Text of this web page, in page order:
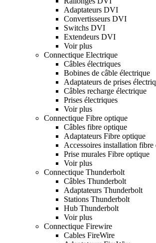
Adaptateurs DVI
Convertisseurs DVI
Switchs DVI
Extendeurs DVI
Voir plus
Connectique Electrique
Câbles électriques
Bobines de câble électrique
Adaptateurs de prises
Câbles recharge électrique
Prises électriques
Voir plus
Connectique Fibre optique
Câbles fibre optique
Adaptateurs Fibre optique
Accessoires installation fibre
Prise murales Fibre optique
Voir plus
Connectique Thunderbolt
Câbles Thunderbolt
Adaptateurs Thunderbolt
Stations Thunderbolt
Hub Thunderbolt
Voir plus
Connectique Firewire
Cables FireWire